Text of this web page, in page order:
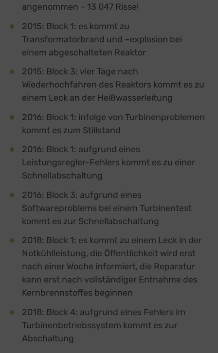
angenommen – 13 047 Risse!
2015: Block 1: es kommt zu
Transformatorbrand und –explosion bei
einem abgeschalteten Reaktor
2015: Block 3: vier Tage nach
Wiederhochfahren des Reaktors kommt es zu
einem Leck an der Heißwasserleitung
2016: Block 1: infolge von Turbinenproblemen
kommt es zum Stillstand
2016: Block 1: aufgrund eines
Leistungsregler-Fehlers kommt es zu einer
Schnellabschaltung
2016: Block 3: aufgrund eines
Softwareproblems bei einem Turbinentest
kommt es zur Schnellabschaltung
2018: Block 1: es kommt zu einem Leck in der
Notkühlleistung, die Öffentlichkeit wird erst
nach einer Woche informiert, die Reparatur
kann erst nach vollständiger Entnahme des
Kernbrennstoffes beginnen
2018: Block 4: aufgrund eines Fehlers im
Turbinenbetriebssystem kommt es zur
Abschaltung